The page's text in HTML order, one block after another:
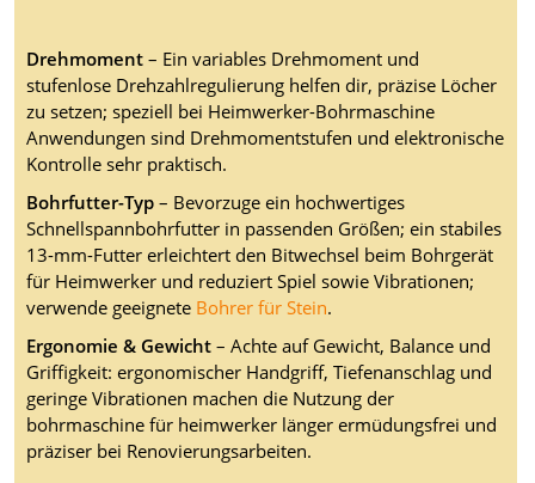
Drehmoment– Ein variables Drehmoment und
stufenlose Drehzahlregulierung helfen dir, präzise Löcher
zu setzen; speziell bei Heimwerker-Bohrmaschine
Anwendungen sind Drehmomentstufen und elektronische
Kontrolle sehr praktisch.
Bohrfutter-Typ– Bevorzuge ein hochwertiges
Schnellspannbohrfutter in passenden Größen; ein stabiles
13-mm-Futter erleichtert den Bitwechsel beim Bohrgerät
für Heimwerker und reduziert Spiel sowie Vibrationen;
verwende geeignete Bohrer für Stein.
Ergonomie & Gewicht– Achte auf Gewicht, Balance und
Griffigkeit: ergonomischer Handgriff, Tiefenanschlag und
geringe Vibrationen machen die Nutzung der
bohrmaschine für heimwerker länger ermüdungsfrei und
präziser bei Renovierungsarbeiten.